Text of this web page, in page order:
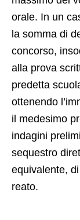
orale. In un
la somma di
concorso,
alla prova
predetta
ottenendo
il medesimo
indagini
sequestro
equivalente,
reato.